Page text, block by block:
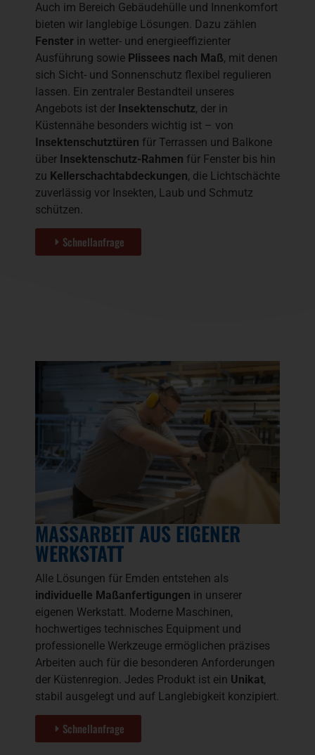
Auch im Bereich Gebäudehülle und Innenkomfort
bieten wir langlebige Lösungen. Dazu zählen
Fenster in wetter- und energieeffizienter
Ausführung sowie Plissees nach Maß, mit denen
sich Sicht- und Sonnenschutz flexibel regulieren
lassen. Ein zentraler Bestandteil unseres
Angebots ist der Insektenschutz, der in
Küstennähe besonders wichtig ist – von
Insektenschutztüren für Terrassen und Balkone
über Insektenschutz-Rahmen für Fenster bis hin
zu Kellerschachtabdeckungen, die Lichtschächte
zuverlässig vor Insekten, Laub und Schmutz
schützen.
Schnellanfrage
MASSARBEIT AUS EIGENER W
ERKSTATT
Alle Lösungen für Emden entstehen als
individuelle Maßanfertigungen in unserer
eigenen Werkstatt. Moderne Maschinen,
hochwertiges technisches Equipment und
professionelle Werkzeuge ermöglichen präzises
Arbeiten auch für die besonderen Anforderungen
der Küstenregion. Jedes Produkt ist ein Unikat,
stabil ausgelegt und auf Langlebigkeit konzipiert.
Schnellanfrage